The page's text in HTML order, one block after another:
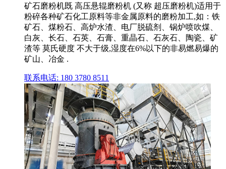
矿石磨粉机既 高压悬辊磨粉机 (又称 超压磨粉机)适用于
粉碎各种矿石化工原料等非金属原料的磨粉加工,如：铁
矿石、煤粉石、高炉水渣、电厂脱硫剂、锅炉喷吹煤、
白灰、长石、石英、石膏、重晶石、石灰石、陶瓷、矿
渣等 莫氏硬度 不大于级,湿度在6%以下的非易燃易爆的
矿山、冶金 .
联系电话: 180 3780 8511